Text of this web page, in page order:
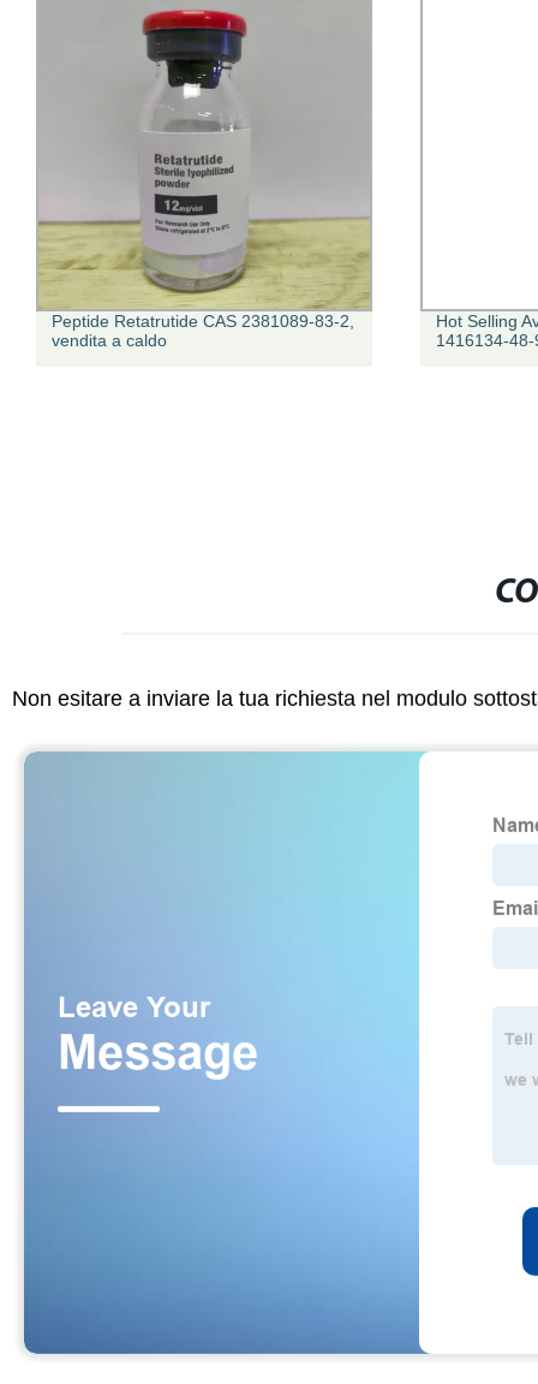
Peptide Retatrutide CAS 2381089-83-2,
vendita a caldo
Hot Selling
1416134-
Non esitare a inviare la tua richiesta nel modulo